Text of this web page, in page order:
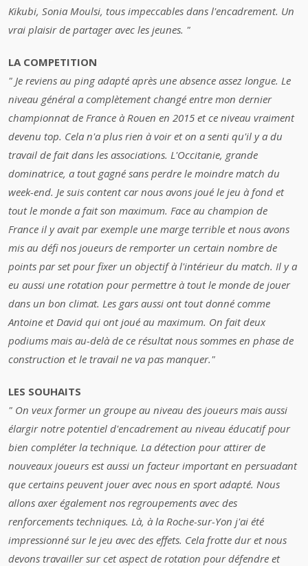
Kikubi, Sonia Moulsi, tous impeccables dans l'encadrement. Un
vrai plaisir de partager avec les jeunes. "
LA COMPETITION
" Je reviens au ping adapté après une absence assez longue. Le
niveau général a complètement changé entre mon dernier
championnat de France à Rouen en 2015 et ce niveau vraiment
devenu top. Cela n'a plus rien à voir et on a senti qu'il y a du
travail de fait dans les associations. L'Occitanie, grande
dominatrice, a tout gagné sans perdre le moindre match du
week-end. Je suis content car nous avons joué le jeu à fond et
tout le monde a fait son maximum. Face au champion de
France il y avait par exemple une marge terrible et nous avons
mis au défi nos joueurs de remporter un certain nombre de
points par set pour fixer un objectif à l'intérieur du match. Il y a
eu aussi une rotation pour permettre à tout le monde de jouer
dans un bon climat. Les gars aussi ont tout donné comme
Antoine et David qui ont joué au maximum. On fait deux
podiums mais au-delà de ce résultat nous sommes en phase de
construction et le travail ne va pas manquer."
LES SOUHAITS
" On veux former un groupe au niveau des joueurs mais aussi
élargir notre potentiel d'encadrement au niveau éducatif pour
bien compléter la technique. La détection pour attirer de
nouveaux joueurs est aussi un facteur important en persuadant
que certains peuvent jouer avec nous en sport adapté. Nous
allons axer également nos regroupements avec des
renforcements techniques. Là, à la Roche-sur-Yon j'ai été
impressionné sur le jeu avec des effets. Cela frotte dur et nous
devons travailler sur cet aspect de rotation pour défendre et